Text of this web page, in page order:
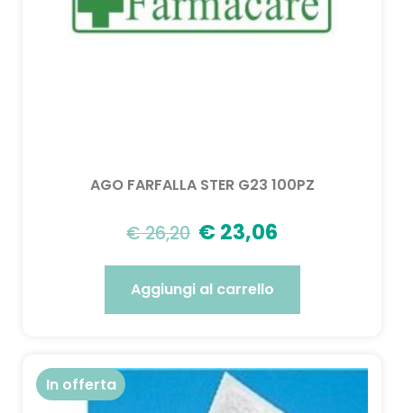
AGO FARFALLA STER G23 100PZ
€26,20 € 23,06
Aggiungi al carrello
In offerta